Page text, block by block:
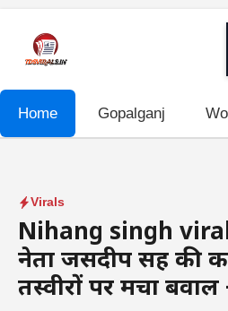
content
Home Gopalganj
Virals
Nihang singh
नेता जसदीप सिंह की
तस्वीरों पर मचा